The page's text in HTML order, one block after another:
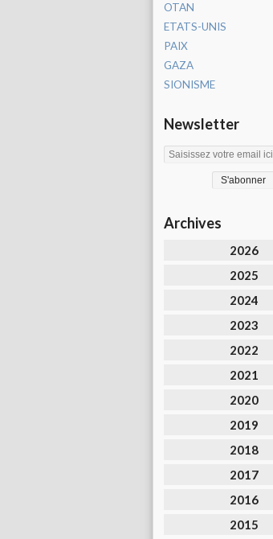
OTAN
ETATS-UNIS
PAIX
GAZA
SIONISME
Newsletter
Archives
2026
2025
2024
2023
2022
2021
2020
2019
2018
2017
2016
2015